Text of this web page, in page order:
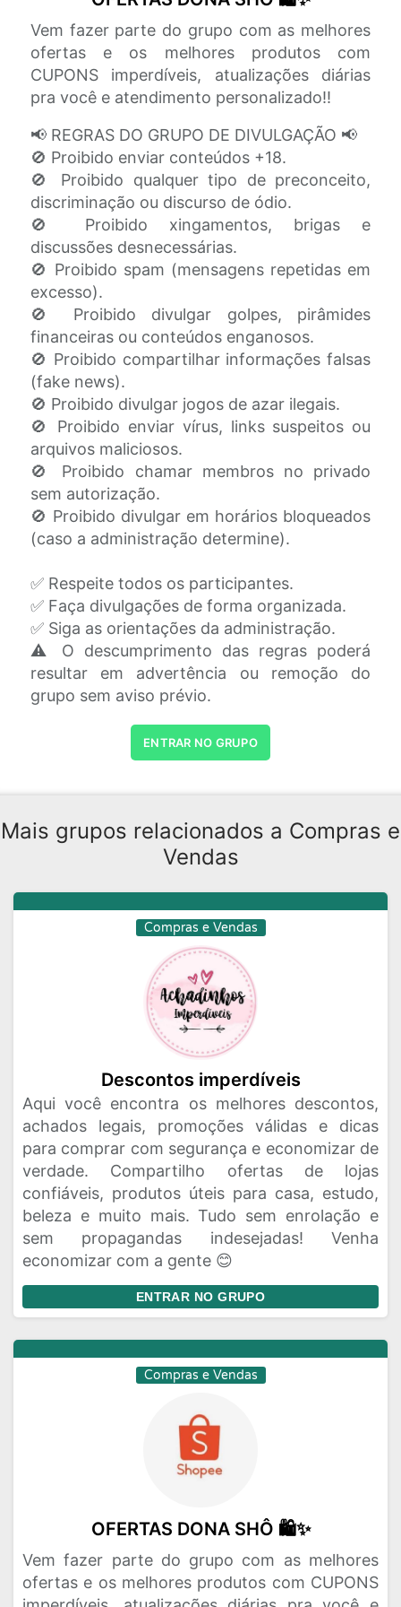
Vem fazer parte do grupo com as melhores
ofertas e os melhores produtos com
CUPONS imperdíveis, atualizações diárias
pra você e atendimento personalizado!!
📢 REGRAS DO GRUPO DE DIVULGAÇÃO 📢
🚫 Proibido enviar conteúdos +18.
🚫 Proibido qualquer tipo de preconceito,
discriminação ou discurso de ódio.
🚫 Proibido xingamentos, brigas e
discussões desnecessárias.
🚫 Proibido spam (mensagens repetidas em
excesso).
🚫 Proibido divulgar golpes, pirâmides
financeiras ou conteúdos enganosos.
🚫 Proibido compartilhar informações falsas
(fake news).
🚫 Proibido divulgar jogos de azar ilegais.
🚫 Proibido enviar vírus, links suspeitos ou
arquivos maliciosos.
🚫 Proibido chamar membros no privado
sem autorização.
🚫 Proibido divulgar em horários bloqueados
(caso a administração determine).
✅ Respeite todos os participantes.
✅ Faça divulgações de forma organizada.
✅ Siga as orientações da administração.
⚠️ O descumprimento das regras poderá
resultar em advertência ou remoção do
grupo sem aviso prévio.
ENTRAR NO GRUPO
Mais grupos relacionados a Compras e
Vendas
Compras e Vendas
Descontos imperdíveis
Aqui você encontra os melhores descontos,
achados legais, promoções válidas e dicas
para comprar com segurança e economizar de
verdade. Compartilho ofertas de lojas
confiáveis, produtos úteis para casa, estudo,
beleza e muito mais. Tudo sem enrolação e
sem propagandas indesejadas! Venha
economizar com a gente 😊
ENTRAR NO GRUPO
Compras e Vendas
OFERTAS DONA SHÔ 🛍✨️
Vem fazer parte do grupo com as melhores
ofertas e os melhores produtos com CUPONS